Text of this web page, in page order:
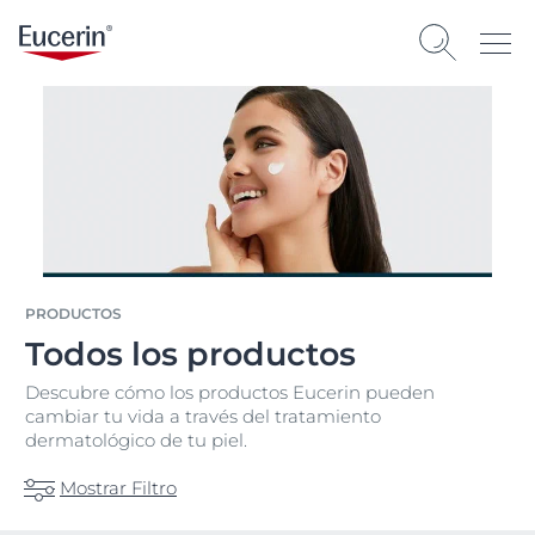
PRODUCTOS
Todos los productos
Descubre cómo los productos Eucerin pueden
cambiar tu vida a través del tratamiento
dermatológico de tu piel.
Mostrar Filtro